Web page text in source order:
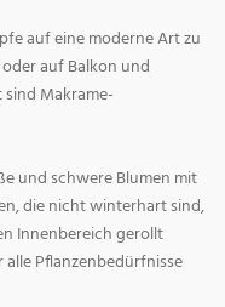
auf eine moderne Art zu
auf Balkon und
Makrame-
und schwere Blumen mit
die nicht winterhart sind,
Innenbereich gerollt
Pflanzenbedürfnisse